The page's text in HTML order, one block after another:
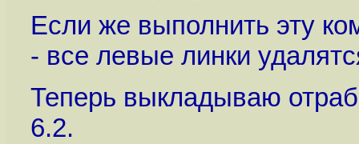
Если же выполнить эту
- все левые линки
Теперь выкладываю
6.2.